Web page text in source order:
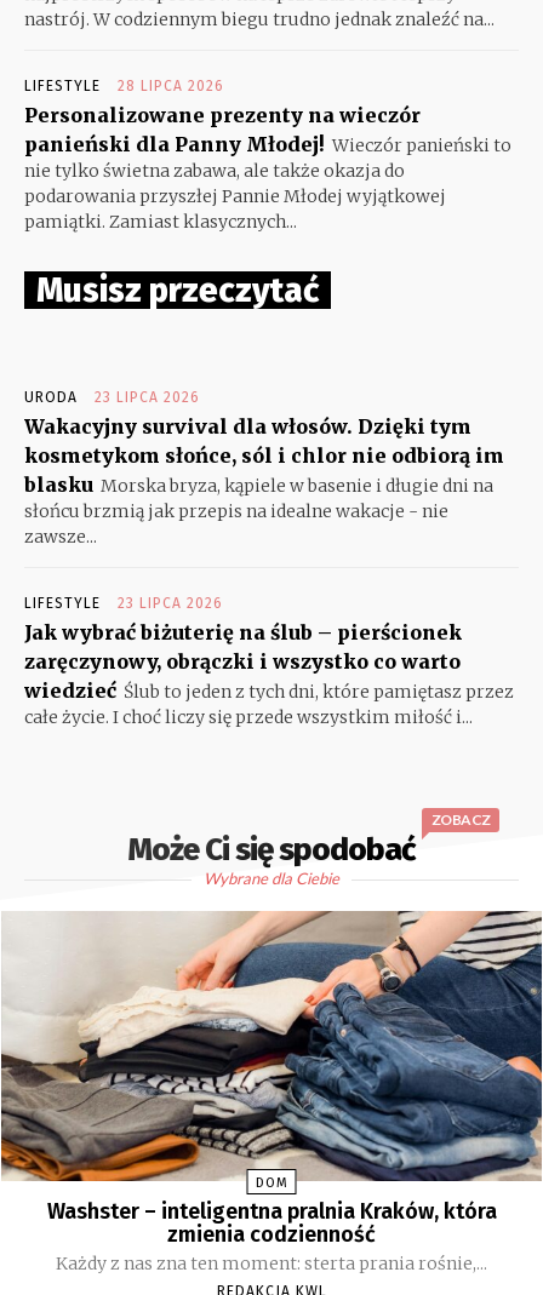
nastrój. W codziennym biegu trudno jednak znaleźć na...
LIFESTYLE 28 LIPCA 2026
Personalizowane prezenty na wieczór
panieński dla Panny Młodej! Wieczór panieński to
nie tylko świetna zabawa, ale także okazja do
podarowania przyszłej Pannie Młodej wyjątkowej
pamiątki. Zamiast klasycznych...
Musisz przeczytać
URODA 23 LIPCA 2026
Wakacyjny survival dla włosów. Dzięki tym
kosmetykom słońce, sól i chlor nie odbiorą im
blasku Morska bryza, kąpiele w basenie i długie dni na
słońcu brzmią jak przepis na idealne wakacje - nie
zawsze...
LIFESTYLE 23 LIPCA 2026
Jak wybrać biżuterię na ślub – pierścionek
zaręczynowy, obrączki i wszystko co warto
wiedzieć Ślub to jeden z tych dni, które pamiętasz przez
całe życie. I choć liczy się przede wszystkim miłość i...
Może Ci się spodobać
ZOBACZ
Wybrane dla Ciebie
DOM
Washster – inteligentna pralnia Kraków, która
zmienia codzienność
Każdy z nas zna ten moment: sterta prania rośnie,...
REDAKCJA KWL